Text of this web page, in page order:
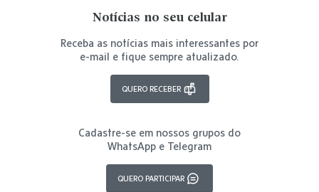
Notícias no seu celular
Receba as notícias mais interessantes por
e-mail e fique sempre atualizado.
QUERO RECEBER
Cadastre-se em nossos grupos do
WhatsApp e Telegram
QUERO PARTICIPAR